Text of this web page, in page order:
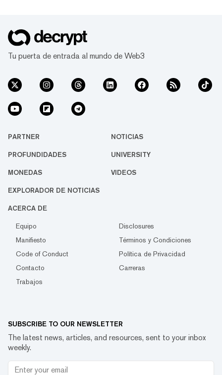
Tu puerta de entrada al mundo de Web3
PARTNER NOTICIAS
PROFUNDIDADES UNIVERSITY
MONEDAS VIDEOS
EXPLORADOR DE NOTICIAS
ACERCA DE
Equipo
Disclosures
Manifiesto
Términos y Condiciones
Code of Conduct
Política de Privacidad
Contacto
Carreras
Trabajos
SUBSCRIBE TO OUR NEWSLETTER
The latest news, articles, and resources, sent to your inbox
weekly.